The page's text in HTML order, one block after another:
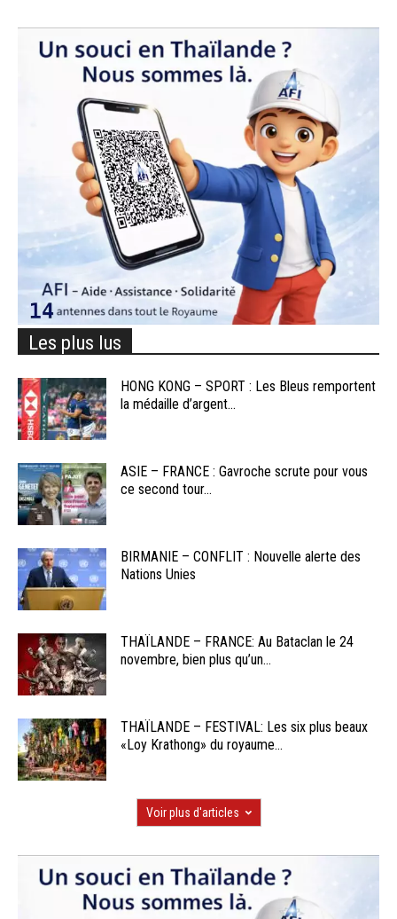
Les plus lus
HONG KONG – SPORT : Les Bleus remportent
la médaille d’argent...
ASIE – FRANCE : Gavroche scrute pour vous
ce second tour...
BIRMANIE – CONFLIT : Nouvelle alerte des
Nations Unies
THAÏLANDE – FRANCE: Au Bataclan le 24
novembre, bien plus qu’un...
THAÏLANDE – FESTIVAL: Les six plus beaux
«Loy Krathong» du royaume...
Voir plus d'articles